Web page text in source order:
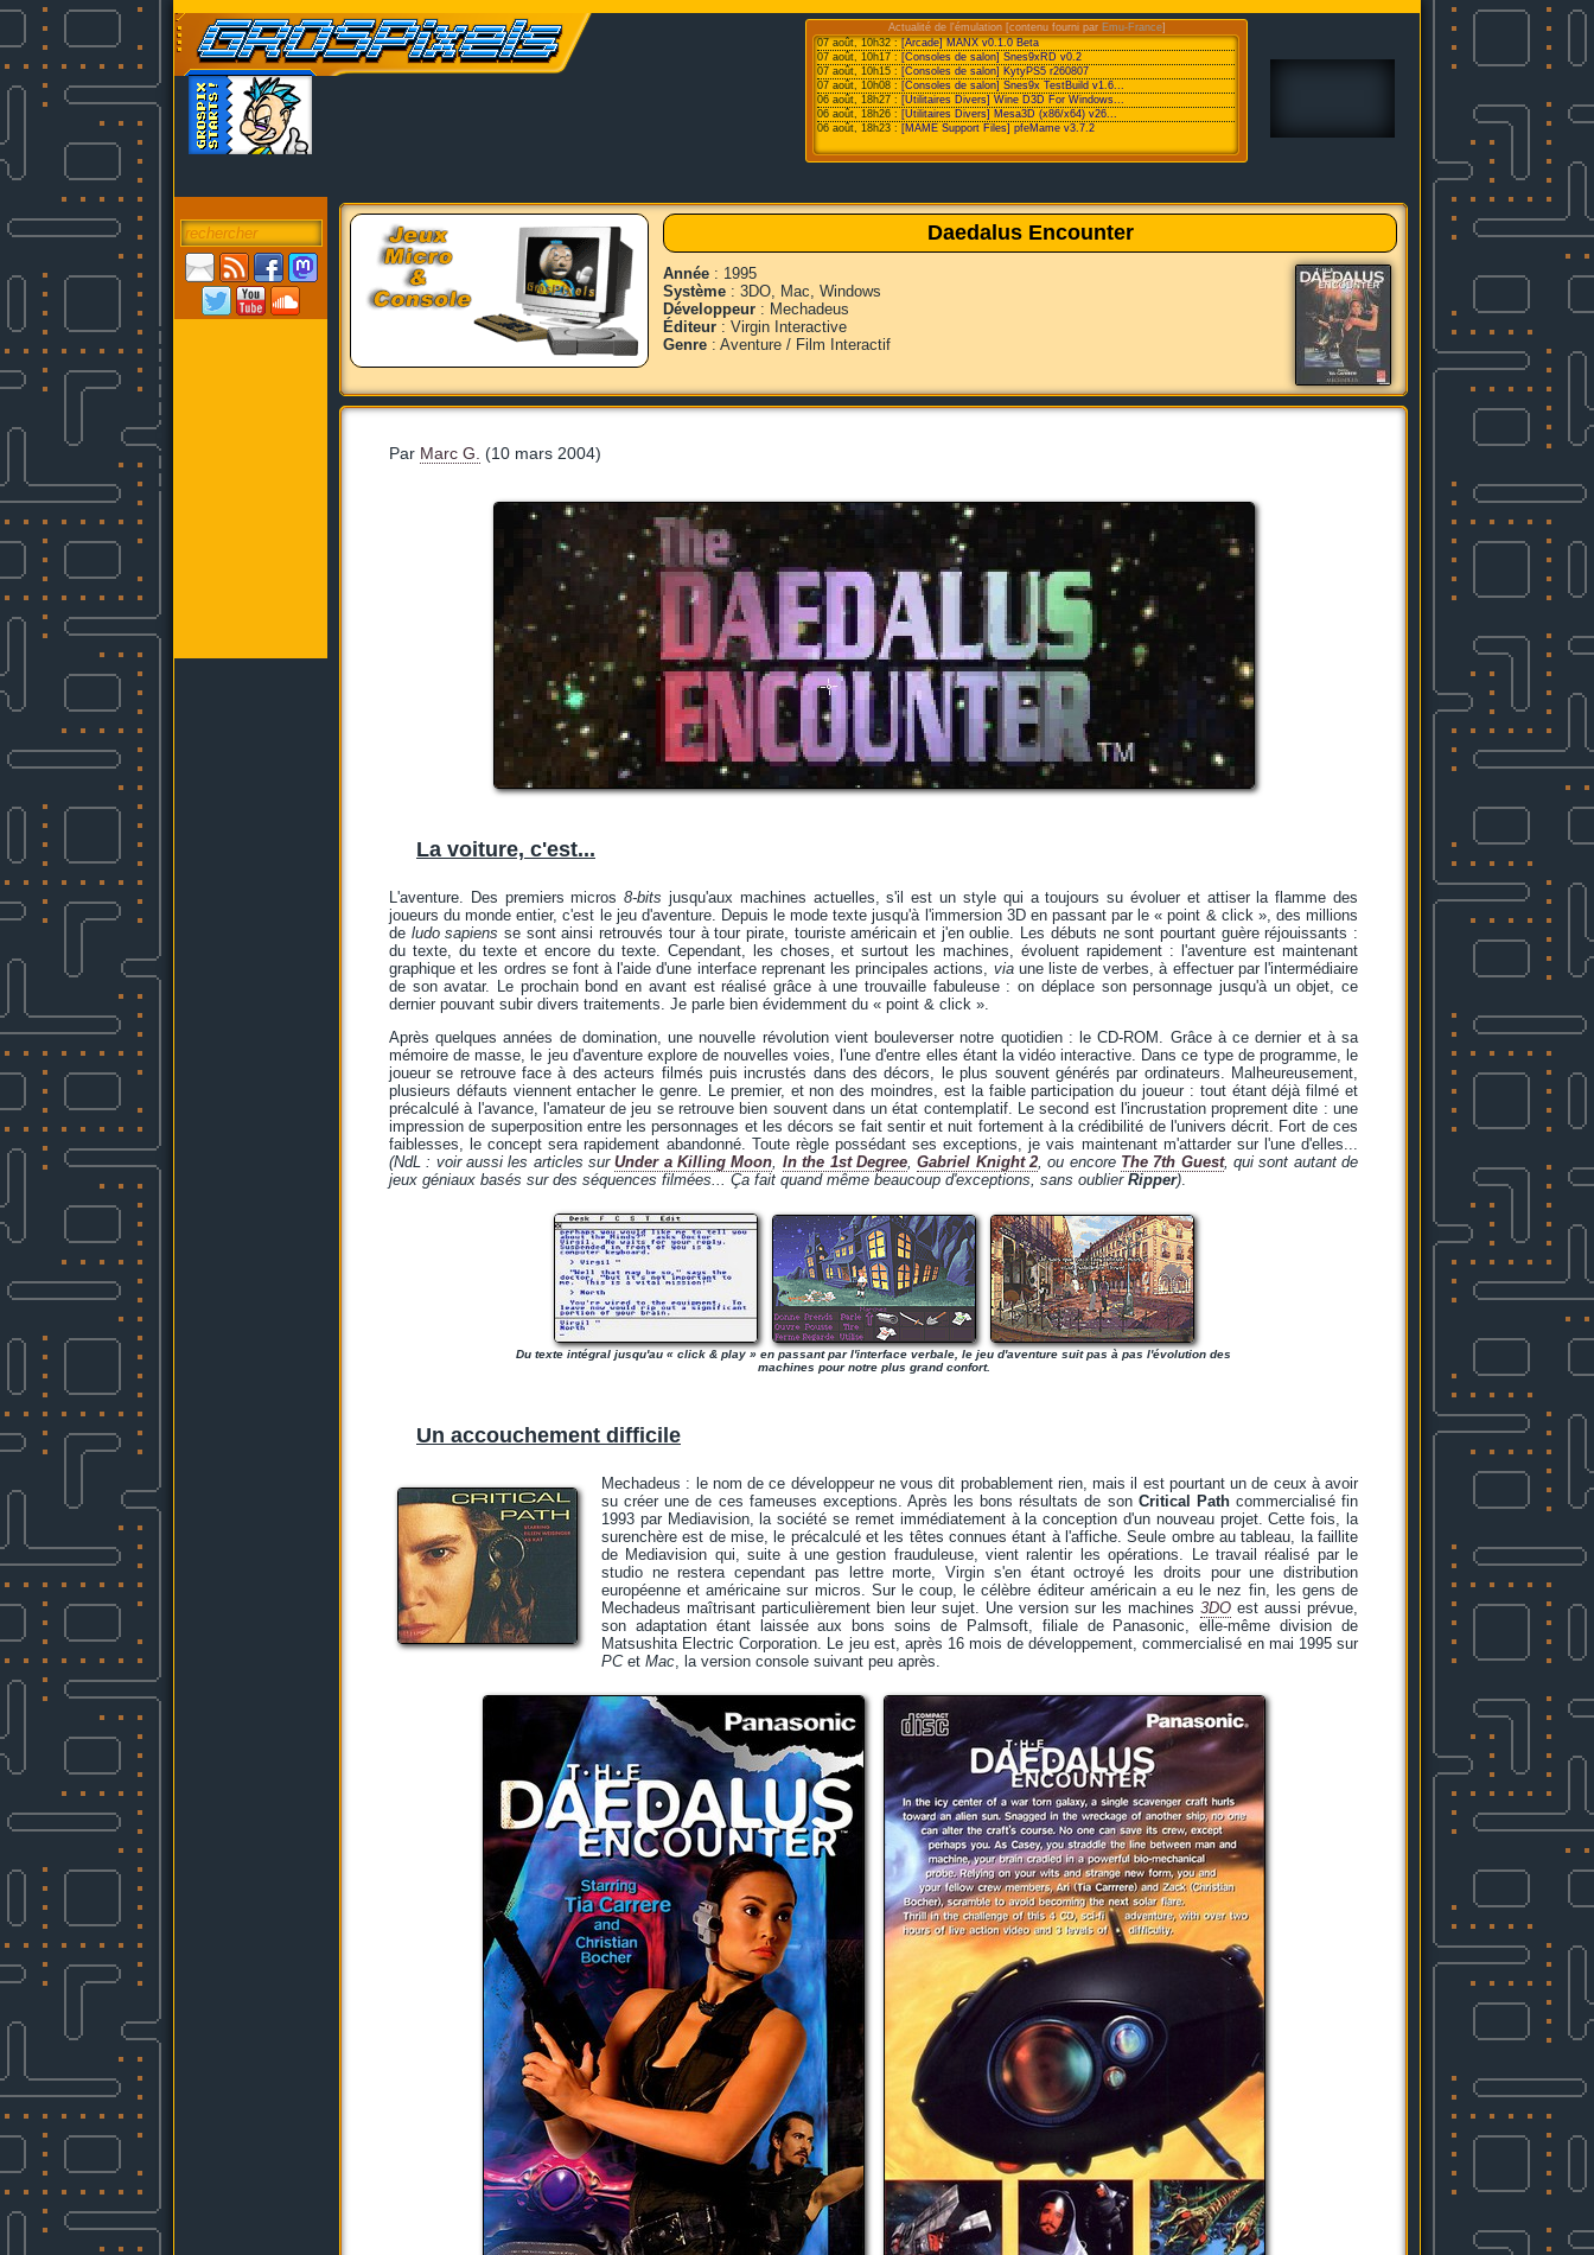
Actualité de l'émulation [contenu fourni par Emu-France]
07 août, 10h32 :[Arcade] MANX v0.1.0 Beta
07 août, 10h17 : [Consoles de salon] Snes9xRD v0.2
07 août, 10h15 : [Consoles de salon] KytyPS5 r260807
07 août, 10h08 : [Consoles de salon] Snes9x TestBuild v1.6...
06 août, 18h27 : [Utilitaires Divers] Wine D3D For Windows...
06 août, 18h26 : [Utilitaires Divers] Mesa3D (x86/x64) v26...
06 août, 18h23 : [MAME Support Files] pfeMame v3.7.2
Daedalus Encounter
Année : 1995
Système : 3DO, Mac, Windows
Développeur : Mechadeus
Éditeur : Virgin Interactive
Genre : Aventure / Film Interactif
Par Marc G. (10 mars 2004)
La voiture, c'est...
L'aventure. Des premiers micros8-bits jusqu'aux machines actuelles, s'il est un style qui a toujours su évoluer et attiser la flamme des
joueurs du monde entier, c'est le jeu d'aventure. Depuis le mode texte jusqu'à l'immersion 3D en passant par le « point & click », des millions
de ludo sapiens se sont ainsi retrouvés tour à tour pirate, touriste américain et j'en oublie. Les débuts ne sont pourtant guère réjouissants :
du texte, du texte et encore du texte. Cependant, les choses, et surtout les machines, évoluent rapidement : l'aventure est maintenant
graphique et les ordres se font à l'aide d'une interface reprenant les principales actions, viaune liste de verbes, à effectuer par l'intermédiaire
de son avatar. Le prochain bond en avant est réalisé grâce à une trouvaille fabuleuse : on déplace son personnage jusqu'à un objet, ce
dernier pouvant subir divers traitements. Je parle bien évidemment du « point & click ».
Après quelques années de domination, une nouvelle révolution vient bouleverser notre quotidien : le CD-ROM. Grâce à ce dernier et à sa
mémoire de masse, le jeu d'aventure explore de nouvelles voies, l'une d'entre elles étant la vidéo interactive. Dans ce type de programme, le
joueur se retrouve face à des acteurs filmés puis incrustés dans des décors, le plus souvent générés par ordinateurs. Malheureusement,
plusieurs défauts viennent entacher le genre. Le premier, et non des moindres, est la faible participation du joueur : tout étant déjà filmé et
précalculé à l'avance, l'amateur de jeu se retrouve bien souvent dans un état contemplatif. Le second est l'incrustation proprement dite : une
impression de superposition entre les personnages et les décors se fait sentir et nuit fortement à la crédibilité de l'univers décrit. Fort de ces
faiblesses, le concept sera rapidement abandonné. Toute règle possédant ses exceptions, je vais maintenant m'attarder sur l'une d'elles...
(NdL : voir aussi les articles surUnder a Killing Moon, In the 1st Degree,Gabriel Knight 2, ou encore The 7th Guest, qui sont autant de
jeux géniaux basés sur des séquences filmées... Ça fait quand même beaucoup d'exceptions, sans oublier Ripper).
Du texte intégral jusqu'au « click & play » en passant par l'interface verbale, le jeu d'aventure suit pas à pas l'évolution des
machines pour notre plus grand confort.
Un accouchement difficile
Mechadeus : le nom de ce développeur ne vous dit probablement rien, mais il est pourtant un de ceux à avoir
su créer une de ces fameuses exceptions. Après les bons résultats de son Critical Pathcommercialisé fin
1993 par Mediavision, la société se remet immédiatement à la conception d'un nouveau projet. Cette fois, la
surenchère est de mise, le précalculé et les têtes connues étant à l'affiche. Seule ombre au tableau, la faillite
de Mediavision qui, suite à une gestion frauduleuse, vient ralentir les opérations. Le travail réalisé par le
studio ne restera cependant pas lettre morte, Virgin s'en étant octroyé les droits pour une distribution
européenne et américaine sur micros. Sur le coup, le célèbre éditeur américain a eu le nez fin, les gens de
Mechadeus maîtrisant particulièrement bien leur sujet. Une version sur les machines 3DO est aussi prévue,
son adaptation étant laissée aux bons soins de Palmsoft, filiale de Panasonic, elle-même division de
Matsushita Electric Corporation. Le jeu est, après 16 mois de développement, commercialisé en mai 1995 sur
PCet Mac, la version console suivant peu après.